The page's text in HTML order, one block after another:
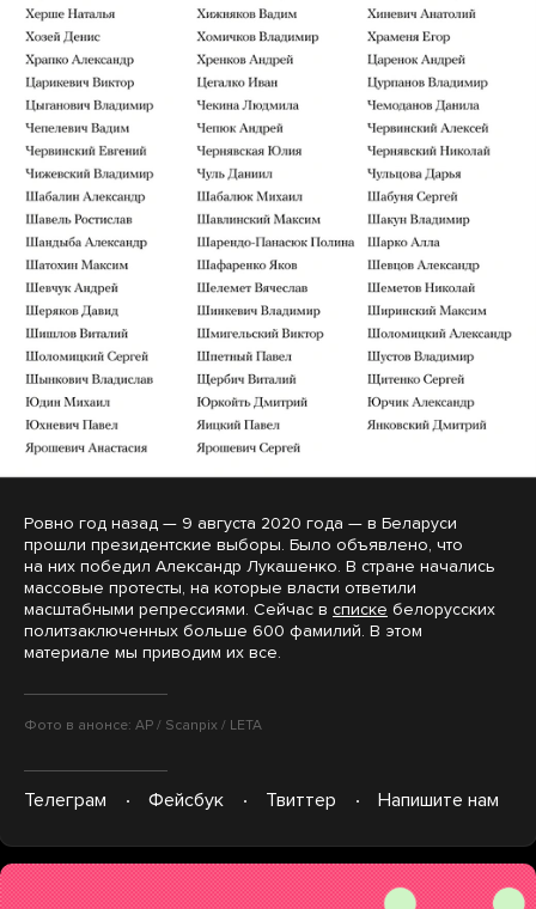
Ровно год назад — 9 августа 2020 года — в Беларуси
прошли президентские выборы. Было объявлено, что
на них победил Александр Лукашенко. В стране начались
массовые протесты, на которые власти ответили
масштабными репрессиями. Сейчас в списке белорусских
политзаключенных больше 600 фамилий. В этом
материале мы приводим их все.
Фото в анонсе: AP / Scanpix / LETA
Телеграм Фейсбук Твиттер Напишите нам